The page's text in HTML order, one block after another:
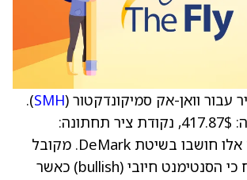
עבור וואן-אק סמיקונדקטור (SMH
).
נקודת ציר עליונה: 417.87$, נקודת ציר תחתונה:
399.71$. נתונים אלו חושבו בשיטת DeMark. מקובל
generally להניח כי הסנטימנט חיובי (bullish) כאשר